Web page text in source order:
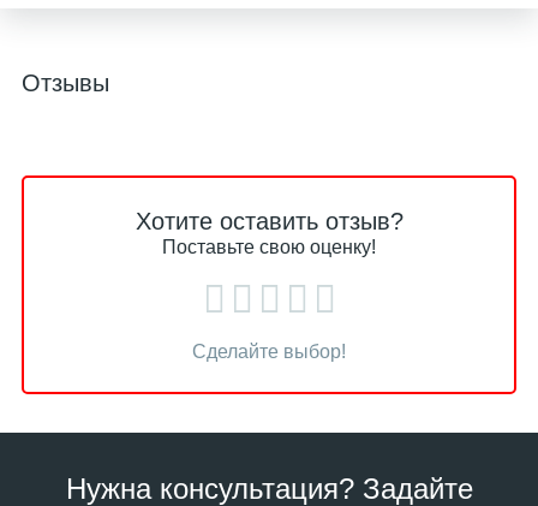
Отзывы
Хотите оставить отзыв?
Поставьте свою оценку!
Сделайте выбор!
Нужна консультация? Задайте